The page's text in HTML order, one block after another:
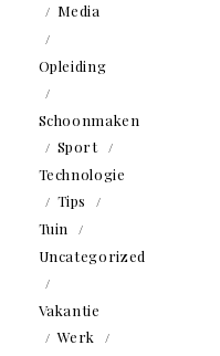
Media
Opleiding
Schoonmaken
Sport
Technologie
Tips
Tuin
Uncategorized
Vakantie
Werk